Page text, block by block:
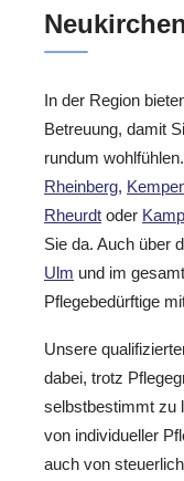
In der Region
Betreuung, damit
rundum
Rheinberg,
Rheurdt oder
Sie da. Auch über
Ulm und im
Pflegebedürftige
Unsere
dabei, trotz
selbstbestimmt zu
von individueller
auch von